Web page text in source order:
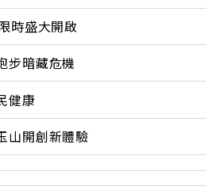
時盛大開啟
步暗藏危機
健康
山開創新體驗